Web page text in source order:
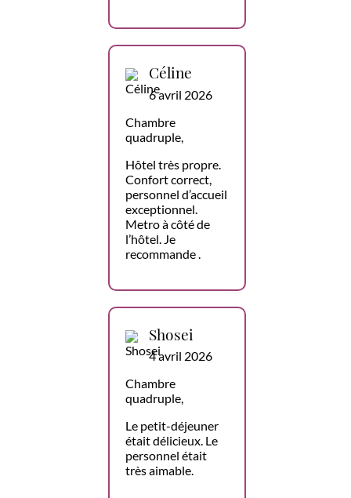
Céline
6 avril 2026
Chambre
quadruple,
Hôtel très propre.
Confort correct,
personnel d’accueil
exceptionnel.
Metro à côté de
l’hôtel. Je
recommande .
Shosei
4 avril 2026
Chambre
quadruple,
Le petit-déjeuner
était délicieux. Le
personnel était
très aimable.